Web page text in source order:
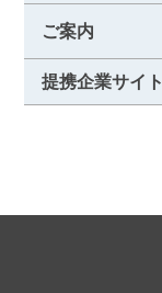
ご案内
提携企業サイト